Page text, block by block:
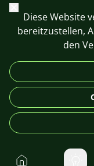
+420 603 449 602
Schließen
Diese Website
bereitzustellen,
den